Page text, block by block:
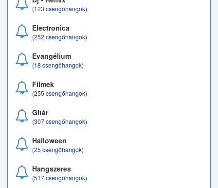
(123 csengőhangok)
Electronica
(252 csengőhangok)
Evangélium
(18 csengőhangok)
Filmek
(255 csengőhangok)
Gitár
(307 csengőhangok)
Halloween
(25 csengőhangok)
Hangszeres
(517 csengőhangok)